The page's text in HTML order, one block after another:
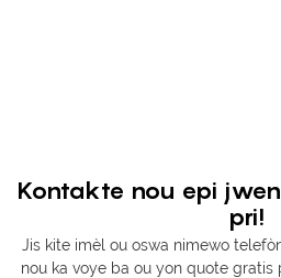
Kontakte nou epi
pri!
Jis kite imèl ou oswa nimewo
nou ka voye ba ou yon quote gratis